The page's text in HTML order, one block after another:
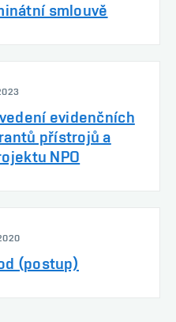
smlouvě
evidenčních
přístrojů a
NPO
(postup)